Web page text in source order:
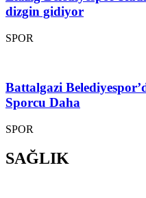
dizgin gidiyor
SPOR
Battalgazi
Sporcu Daha
SPOR
SAĞLIK